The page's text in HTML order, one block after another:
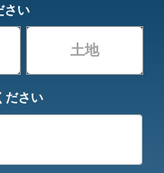
さい
土地
ださい